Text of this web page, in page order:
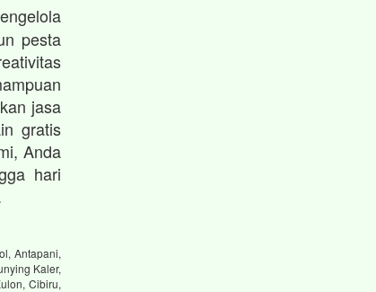
pesta
jasa
gratis
Anda
hari
Antapani,
Kaler,
Cibiru,